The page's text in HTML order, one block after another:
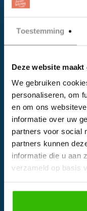
Toestemming
Deze website
We gebruiken
personaliseren, om
en om ons
informatie over uw
partners voor social
partners kunnen
informatie die u aan
verzameld op basis
Facebook
Instagram
EVENTS
Kalender
Bedrijven
Impressie